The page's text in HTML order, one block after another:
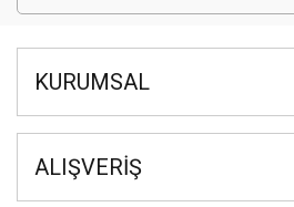
KURUMSAL
ALIŞVERİŞ